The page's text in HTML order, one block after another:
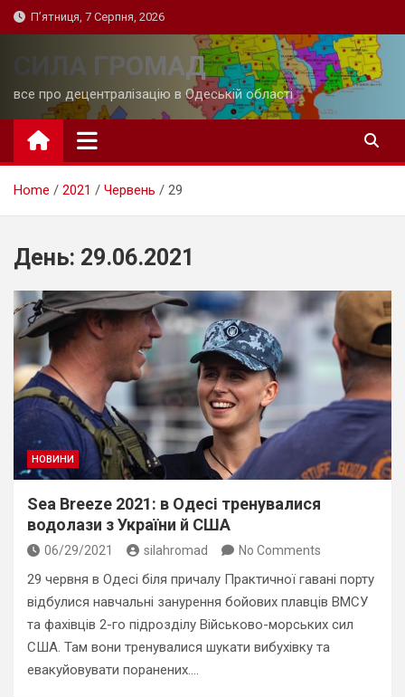
Skip
to
П’ятниця, 7 Серпня, 2026
СИЛА ГРОМАД
все про децентралізацію в Одеській області
Home 2021 Червень 29
День: 29.06.2021
НОВИНИ
Sea Breeze 2021: в Одесі тренувалися
водолази з України й США
06/29/2021 silahromad No Comments
29 червня в Одесі біля причалу Практичної гавані порту
відбулися навчальні занурення бойових плавців ВМСУ
та фахівців 2-го підрозділу Військово-морських сил
США. Там вони тренувалися шукати вибухівку та
евакуйовувати поранених.…